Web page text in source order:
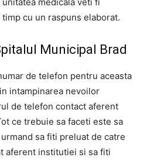
cu un raspuns elaborat.
Municipal Brad
de telefon pentru aceasta
intampinarea nevoilor
de telefon contact aferent
ce trebuie sa faceti este sa
sa fiti preluat de catre
aferent institutiei si sa fiti